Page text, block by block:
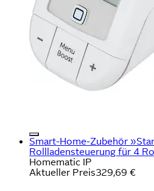
Smart-Home-Zubehör
Rollladensteuerung für 4
Homematic IP
Aktueller Preis329,69 €